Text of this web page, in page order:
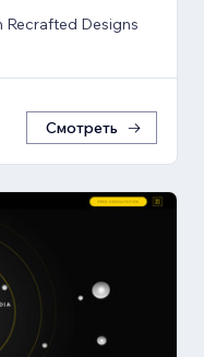
Recrafted Designs
Смотреть